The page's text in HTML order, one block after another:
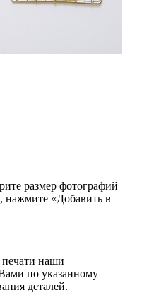
размер фотографий
нажмите «Добавить в
печати наши
по указанному
деталей.